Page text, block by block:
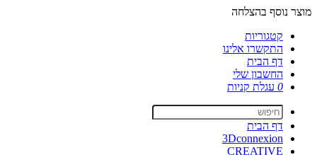
מוצר נוסף בהצלחה
קטגוריות
התקשרו אלינו
דף הבית
החשבון שלי
0 עגלת קניות
דף הבית
3Dconnexion
CREATIVE